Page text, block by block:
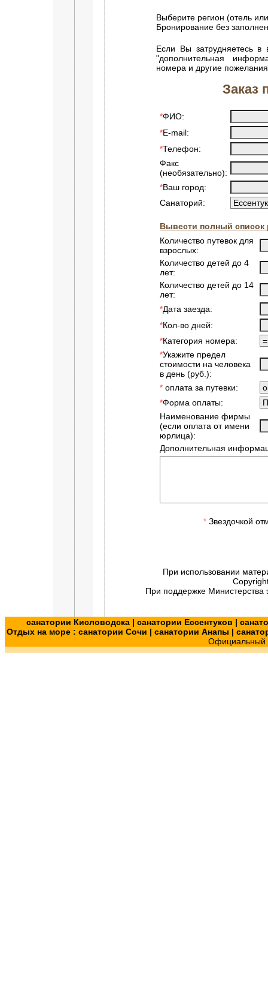
Выберите регион (отель
Бронирование без
Если Вы затрудняетесь
"дополнительная
номера и другие
Заказ
*ФИО:
*E-mail:
*Телефон:
Факс
(необязательно):
*Ваш город:
Санаторий:
Вывести полный список
Количество путевок для
взрослых:
Количество детей до 4
лет:
Количество детей до 14
лет:
*Дата заезда:
*Кол-во дней:
*Категория номера:
*Укажите предел
стоимости на человека
в день (руб.):
* оплата за путевки:
*Форма оплаты:
Наименование фирмы
(если оплата от имени
юрлица):
Дополнительная
* Звездочкой
При использовании
При поддержке Министерства
санатории Кисловодска| санатории Ессентуков |
Отдых на море : санатории Сочи | санатории Анапы |
Официальный